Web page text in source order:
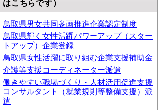
はこちらです）
鳥取県男女共同参画推進企業認定制度
鳥取県輝く女性活躍パワーアップ（スター
トアップ）企業登録
鳥取県女性活躍に取り組む企業支援補助金
介護等支援コーディネーター派遣
働きやすい職場づくり・人材活用促進支援
コンサルタント（就業規則等整備支援）派
遣